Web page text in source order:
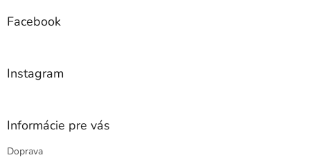
Facebook
Instagram
Informácie pre vás
Doprava